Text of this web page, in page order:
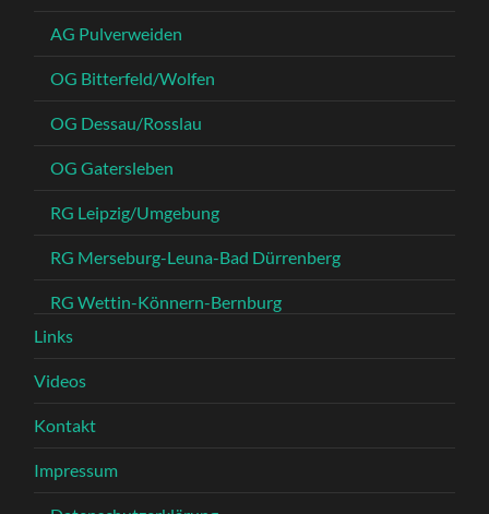
AG Pulverweiden
OG Bitterfeld/Wolfen
OG Dessau/Rosslau
OG Gatersleben
RG Leipzig/Umgebung
RG Merseburg-Leuna-Bad Dürrenberg
RG Wettin-Könnern-Bernburg
Links
Videos
Kontakt
Impressum